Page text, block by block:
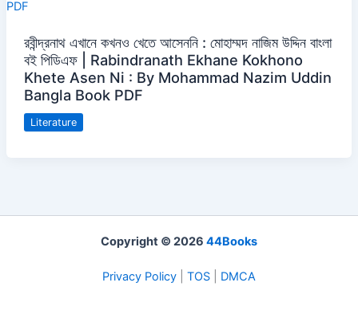
রবীন্দ্রনাথ এখানে কখনও খেতে আসেননি : মোহাম্মদ নাজিম উদ্দিন বাংলা
বই পিডিএফ | Rabindranath Ekhane Kokhono
Khete Asen Ni : By Mohammad Nazim Uddin
Bangla Book PDF
Literature
Copyright © 2026 44Books
Privacy Policy TOS DMCA